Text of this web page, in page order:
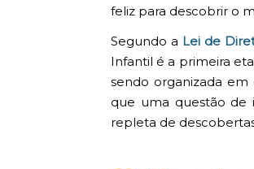
feliz para descobrir o
Segundo a Lei de
Infantil é a primeira
sendo organizada em
que uma questão de
repleta de